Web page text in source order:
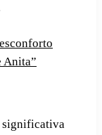
Anita”
significativa